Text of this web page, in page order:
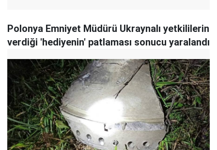
Polonya Emniyet Müdürü Ukraynalı yetkililerin
verdiği 'hediyenin' patlaması sonucu yaralandı